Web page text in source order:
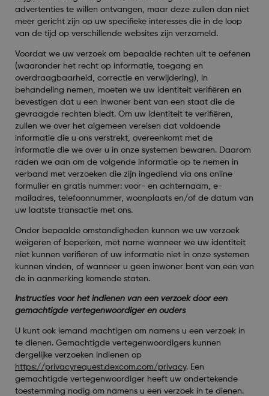
advertenties te willen ontvangen, maar deze zullen dan niet
meer gericht zijn op uw specifieke interesses die in de loop
van de tijd op verschillende websites zijn verzameld.
Voordat we uw verzoek om bepaalde rechten uit te oefenen
(waaronder het recht op informatie, toegang en
overdraagbaarheid, correctie en verwijdering), in
behandeling nemen, moeten we uw identiteit verifiëren en
bevestigen dat u een inwoner bent van een staat die de
gevraagde rechten biedt. Om uw identiteit te verifiëren,
zullen we over het algemeen vereisen dat voldoende
informatie die u ons verstrekt, overeenkomt met de
informatie die we over u in onze systemen bewaren. Daarom
raden we aan om de volgende informatie op te nemen in
verband met verzoeken die zijn ingediend via ons online
formulier en gratis nummer: voor- en achternaam, e-
mailadres, telefoonnummer, woonplaats en/of de datum van
uw laatste transactie met ons.
Onder bepaalde omstandigheden kunnen we uw verzoek
weigeren of beperken, met name wanneer we uw identiteit
niet kunnen verifiëren of uw informatie niet in onze systemen
kunnen vinden, of wanneer u geen inwoner bent van een van
de in aanmerking komende staten.
Instructies voor het indienen van een verzoek door een
gemachtigde vertegenwoordiger en ouders
U kunt ook iemand machtigen om namens u een verzoek in
te dienen. Gemachtigde vertegenwoordigers kunnen
dergelijke verzoeken indienen op
https://privacyrequest.dexcom.com/privacy. Een
gemachtigde vertegenwoordiger heeft uw ondertekende
toestemming nodig om namens u een verzoek in te dienen.